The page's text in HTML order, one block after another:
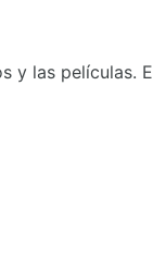
y las películas.